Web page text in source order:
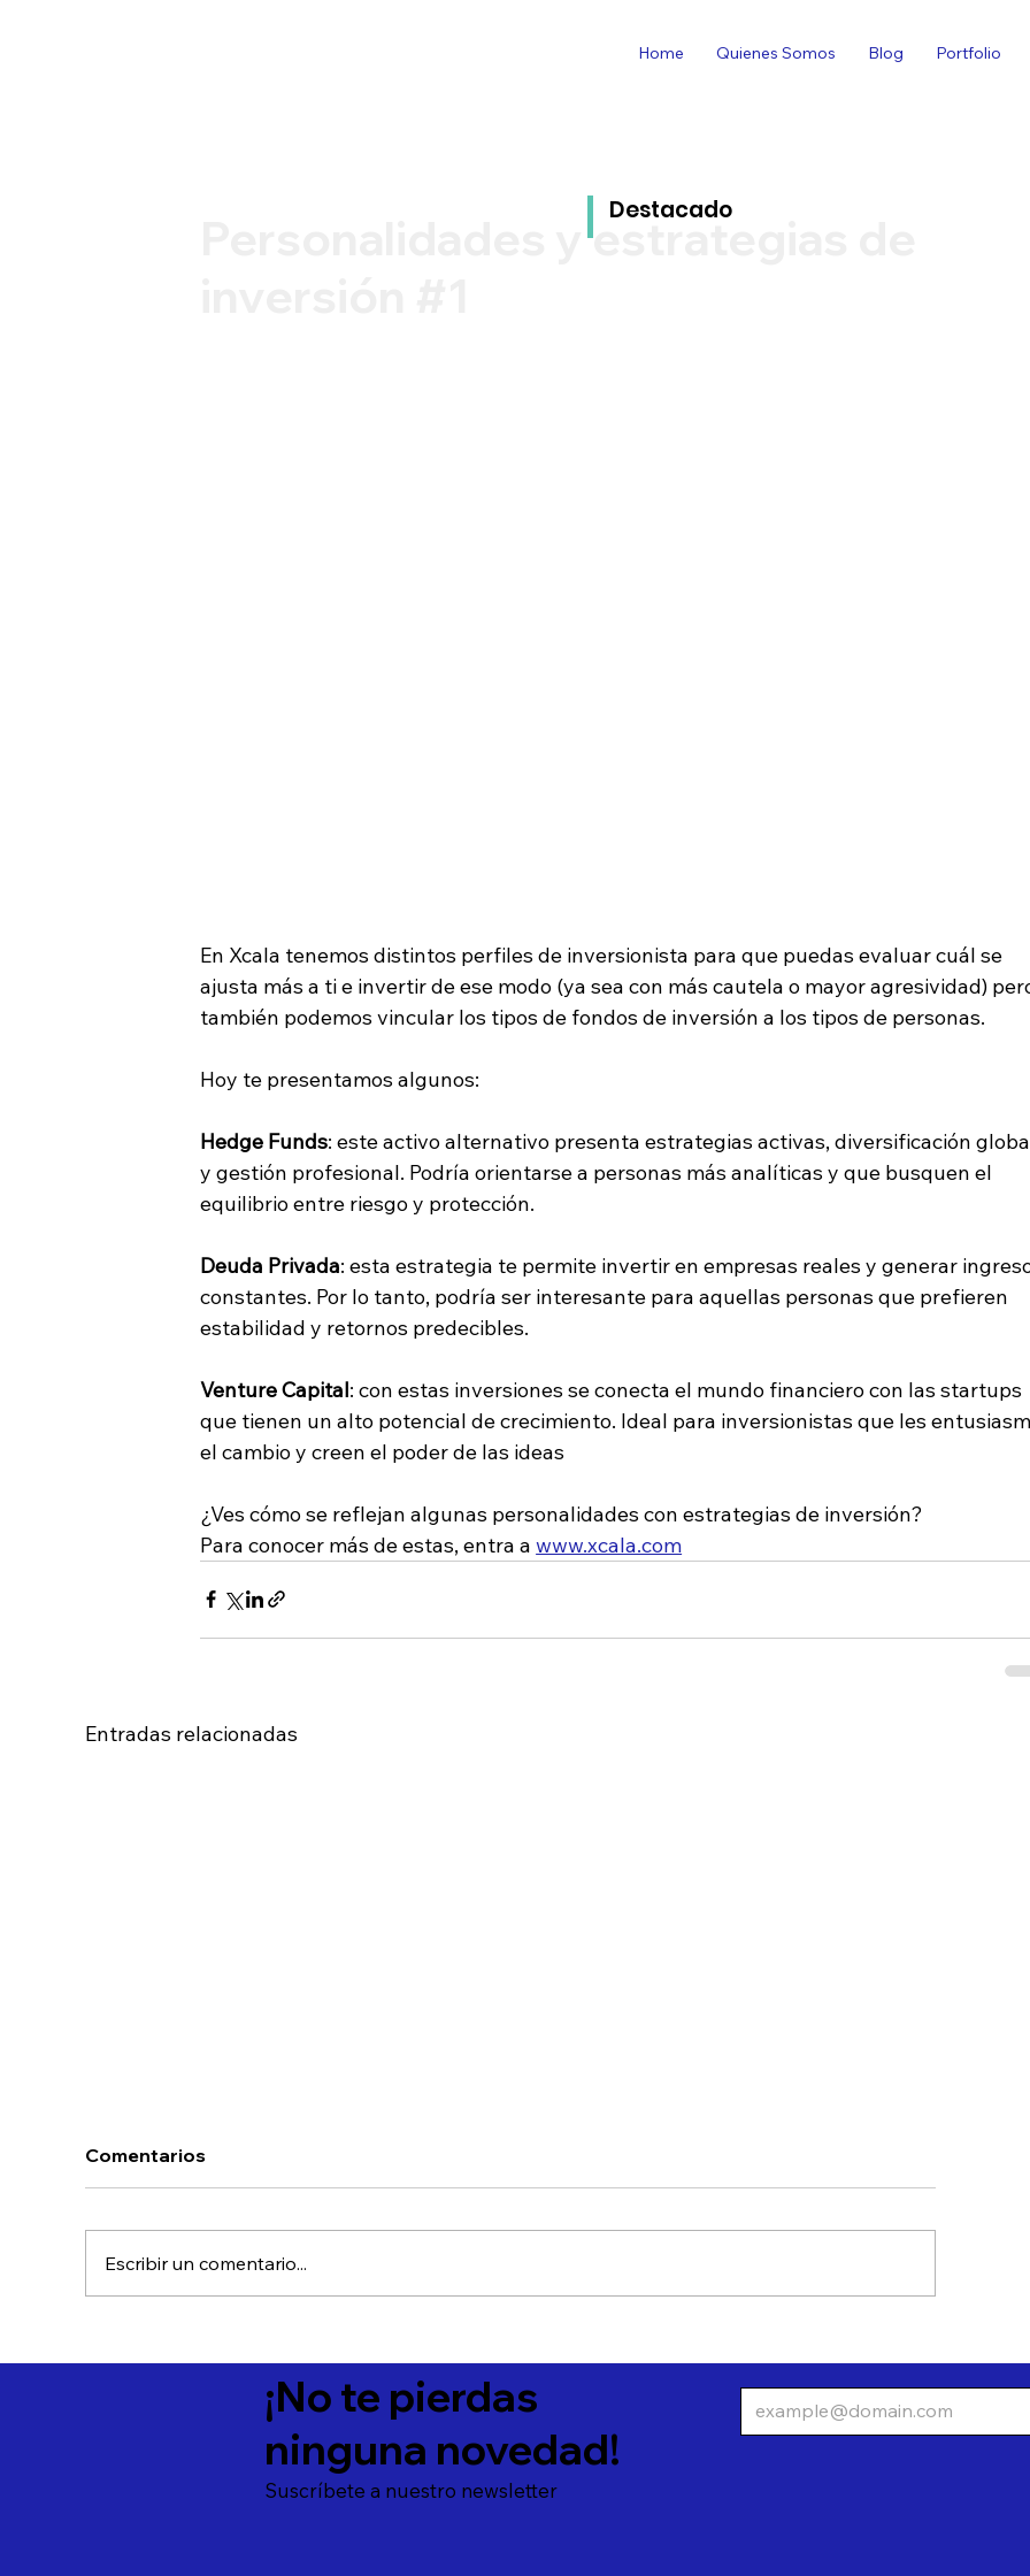
Home Quienes Somos Blog Portfolio
Destacado
Personalidades y estrategias de
En Xcala tenemos distintos perfiles de inversionista para que puedas evaluar cuál se
ajusta más a ti e invertir de ese modo (ya sea con más cautela o mayor agresividad)
también podemos vincular los tipos de fondos de inversión a los tipos de personas.
Hoy te presentamos algunos:
Hedge Funds: este activo alternativo presenta estrategias activas, diversificación
y gestión profesional. Podría orientarse a personas más analíticas y que busquen el
equilibrio entre riesgo y protección.
Deuda Privada: esta estrategia te permite invertir en empresas reales y generar
constantes. Por lo tanto, podría ser interesante para aquellas personas que prefieren
estabilidad y retornos predecibles.
Venture Capital: con estas inversiones se conecta el mundo financiero con las startups
que tienen un alto potencial de crecimiento. Ideal para inversionistas que les
el cambio y creen el poder de las ideas
¿Ves cómo se reflejan algunas personalidades con estrategias de inversión?
Para conocer más de estas, entra a www.xcala.com
Entradas relacionadas
Ingresos recurrentes
inversión en Activos
Alternativos
generar
Comentarios
Escribir un comentario...
¡No te pierdas
ninguna novedad!
Suscríbete a nuestro newsletter